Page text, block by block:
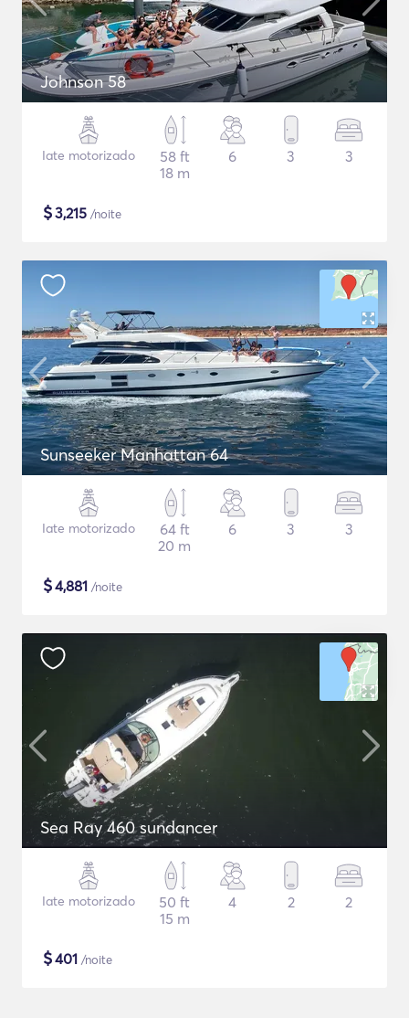
Johnson 58
Iate motorizado
58 ft
18 m
6 3 3
$3,215 /noite
Sunseeker Manhattan 64
Iate motorizado
64 ft
20 m
6 3 3
$4,881 /noite
Sea Ray 460 sundancer
Iate motorizado
50 ft
15 m
4 2 2
$401 /noite